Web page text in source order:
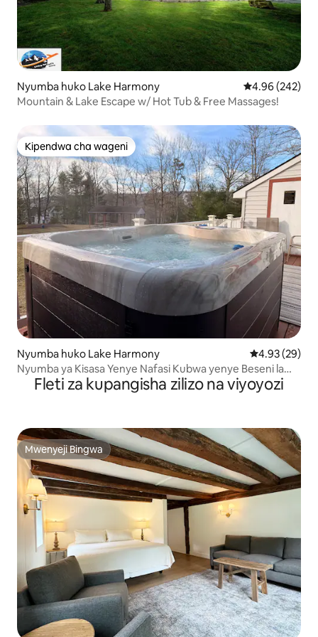
Nyumba huko Lake Harmony Ukadiriaji wa
4.96 (242)
Mountain & Lake Escape w/ Hot Tub & Free Massages!
Kipendwa cha wageni
Kipendwa cha wageni
Nyumba huko Lake Harmony Ukadiriaji wa
4.93 (29)
Nyumba ya Kisasa Yenye Nafasi Kubwa yenye Beseni la
Maji Moto, Karibu na Ziwa na Skii
Fleti za kupangisha zilizo na viyoyozi
Mwenyeji Bingwa
Mwenyeji Bingwa